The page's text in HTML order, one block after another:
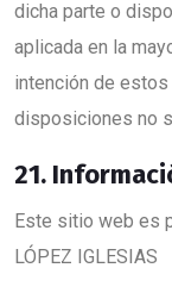
dicha parte o
aplicada en la
intención de
disposiciones no
21.
Este sitio web es
LÓPEZ IGLESIAS